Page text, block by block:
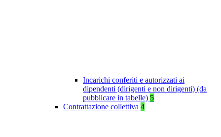
Incarichi conferiti e autorizzati ai
dipendenti (dirigenti e non dirigenti) (da
pubblicare in tabelle) 5
Contrattazione collettiva 4